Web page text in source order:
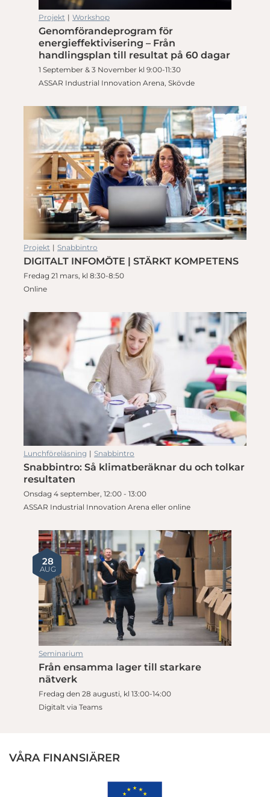
Projekt | Workshop
Genomförandeprogram för
energieffektivisering – Från
handlingsplan till resultat på 60 dagar
1 September & 3 November kl 9:00-11:30
ASSAR Industrial Innovation Arena, Skövde
Projekt | Snabbintro
DIGITALT INFOMÖTE | STÄRKT KOMPETENS
Fredag 21 mars, kl 8:30-8:50
Online
Lunchföreläsning | Snabbintro
Snabbintro: Så klimatberäknar du och tolkar
resultaten
Onsdag 4 september, 12:00 - 13:00
ASSAR Industrial Innovation Arena eller online
28
AUG
Seminarium
Från ensamma lager till starkare
nätverk
Fredag den 28 augusti, kl 13:00-14:00
Digitalt via Teams
VÅRA FINANSIÄRER